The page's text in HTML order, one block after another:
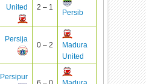
United
2 – 1
Persib
Persija
0 – 2
Madura
United
Persipur